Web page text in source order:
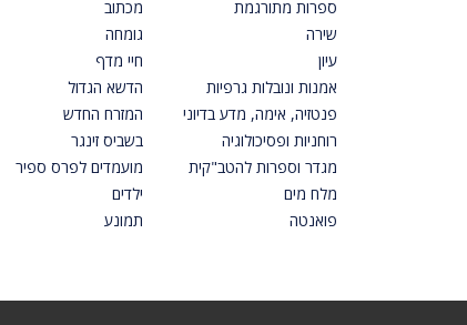
ספרות מתורגמת
שירה
עיון
אמנות ונובלות גרפיות
פנטזיה, אימה, מדע בדיוני
רוחניות ופסיכולוגיה
מגדר וספרות להטב"קית
מלח מים
פואנטה
מכתוב
גומחה
חיי מדף
הדשא הגדול
המזרח החדש
בשביס זינגר
מועמדים לפרס ספיר
ילדים
תמונע